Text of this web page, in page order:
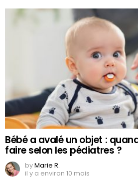
Bébé a avalé un objet :
faire selon les pédiatres ?
byMarie R.
il y a environ 10 mois